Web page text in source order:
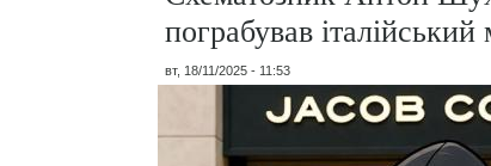
пограбував
вт, 18/11/2025 - 11:53